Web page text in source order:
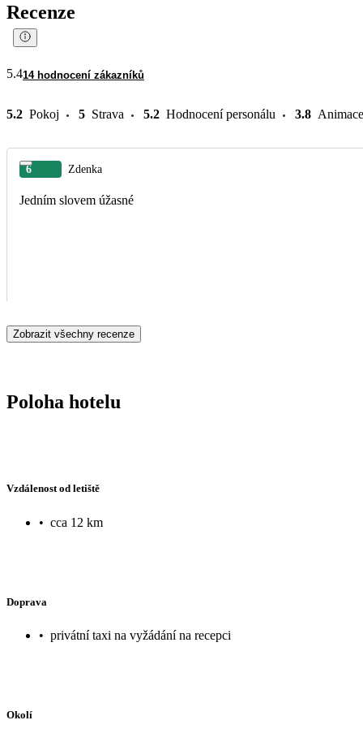
Recenze
5.414 hodnocení zákazníků
5.2 Pokoj 5 Strava 5.2 Hodnocení personálu 3.8 Animace
6 Zdenka
Jedním slovem úžasné
Zobrazit všechny recenze
Poloha hotelu
Vzdálenost od letiště
• cca 12 km
Doprava
• privátní taxi na vyžádání na recepci
Okolí